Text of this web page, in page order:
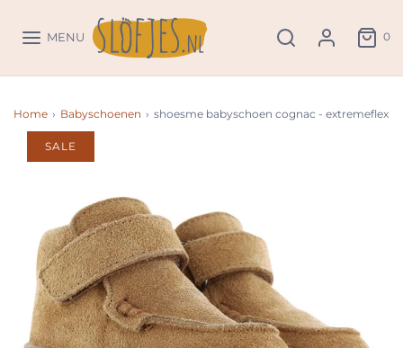
MENU 0
Home › Babyschoenen › shoesme babyschoen cognac - extremeflex
SALE